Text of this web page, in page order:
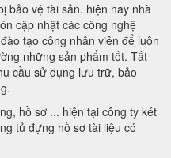
bảo vệ tài sản. hiện nay nhà
cập nhật các công nghệ
tạo công nhân viên để luôn
những sản phẩm tốt. Tất
cầu sử dụng lưu trữ, bảo
hồ sơ ... hiện tại công ty két
tủ đựng hồ sơ tài liệu có